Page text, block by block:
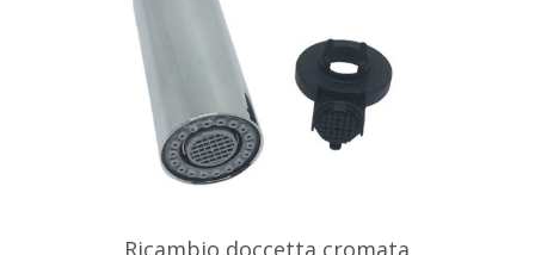
Ricambio doccetta cromata